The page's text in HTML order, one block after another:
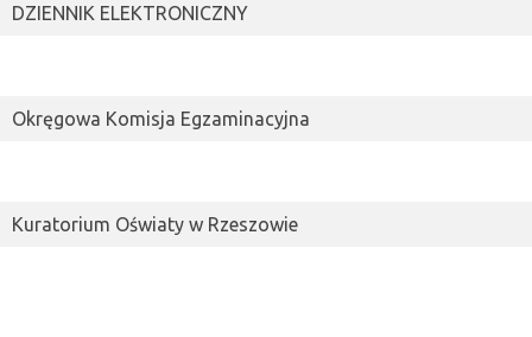
DZIENNIK ELEKTRONICZNY
Okręgowa Komisja Egzaminacyjna
Kuratorium Oświaty w Rzeszowie